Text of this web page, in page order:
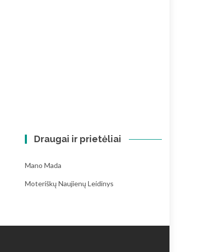
Draugai ir prietėliai
Mano Mada
Moteriškų Naujienų Leidinys